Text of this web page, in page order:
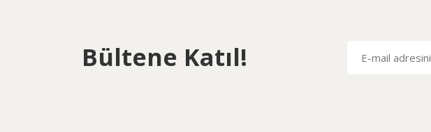
Bültene Katıl!